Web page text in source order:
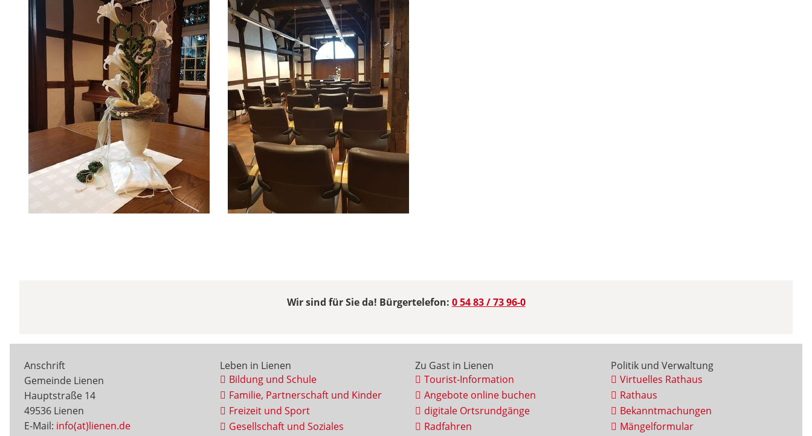
Wir sind für Sie da! Bürgertelefon: 0 54 83 / 73 96-0
Anschrift
Gemeinde Lienen
Hauptstraße 14
49536 Lienen
E-Mail: info(at)lienen.de
Leben in Lienen
Bildung und Schule
Familie, Partnerschaft und Kinder
Freizeit und Sport
Gesellschaft und Soziales
Zu Gast in Lienen
Tourist-Information
Angebote online buchen
digitale Ortsrundgänge
Radfahren
Politik und Verwaltung
Virtuelles Rathaus
Rathaus
Bekanntmachungen
Mängelformular